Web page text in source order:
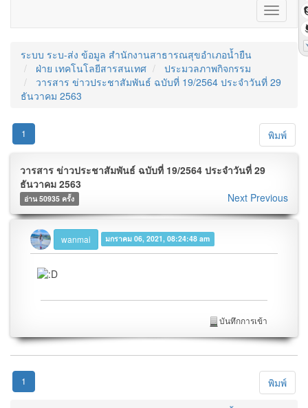
ระบบ ระบ-ส่ง ข้อมูล สำนักงานสาธารณสุขอำเภอน้ำยืน
ฝ่าย เทคโนโลยีสารสนเทศ
ประมวลภาพกิจกรรม
วารสาร ข่าวประชาสัมพันธ์ ฉบับที่ 19/2564 ประจำวันที่ 29
ธันวาคม 2563
พิมพ์
1
วารสาร ข่าวประชาสัมพันธ์ ฉบับที่ 19/2564 ประจำวันที่ 29
ธันวาคม 2563
อ่าน 50935 ครั้ง Next Previous
wanmai มกราคม 06, 2021, 08:24:48 am
บันทึกการเข้า
พิมพ์
1